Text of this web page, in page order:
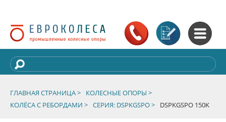
ГЛАВНАЯ СТРАНИЦА >
КОЛЕСНЫЕ ОПОРЫ >
КОЛЁСА С РЕБОРДАМИ > СЕРИЯ: DSPKGSPO > DSPKGSPO 150K